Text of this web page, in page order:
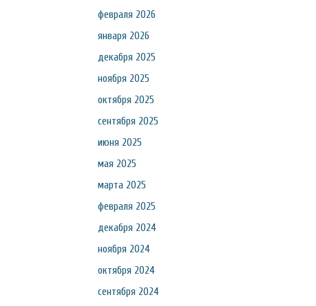
февраля 2026
января 2026
декабря 2025
ноября 2025
октября 2025
сентября 2025
июня 2025
мая 2025
марта 2025
февраля 2025
декабря 2024
ноября 2024
октября 2024
сентября 2024